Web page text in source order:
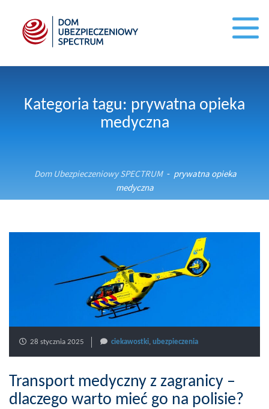
Kategoria tagu: prywatna opieka
medyczna
Dom Ubezpieczeniowy SPECTRUM - prywatna opieka
medyczna
28 stycznia 2025 ciekawostki, ubezpieczenia
Transport medyczny z zagranicy –
dlaczego warto mieć go na polisie?